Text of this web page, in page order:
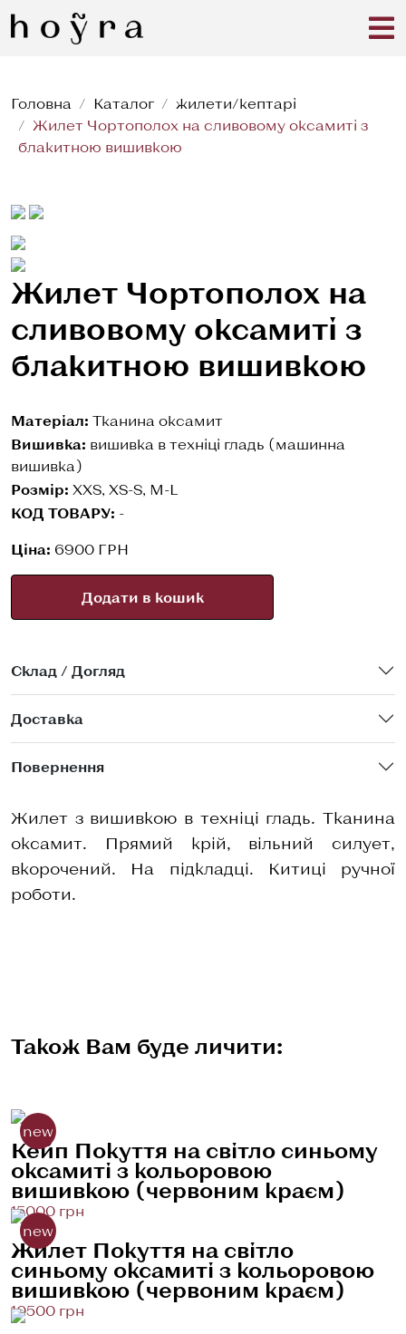
Головна Каталог
жилети/кептарі
Жилет Чортополох на сливовому оксамиті з
блакитною вишивкою
Жилет Чортополох на
сливовому оксамиті з
блакитною вишивкою
Матеріал: Тканина оксамит
Вишивка: вишивка в техніці гладь (машинна
вишивка)
Розмір: XXS, XS-S, M-L
КОД ТОВАРУ: -
Ціна: 6900 ГРН
Додати в кошик
Склад / Догляд
Доставка
Повернення
Жилет з вишивкою в техніці гладь. Тканина
оксамит. Прямий крій, вільний силует,
вкорочений. На підкладці. Китиці ручної
роботи.
Також Вам буде личити:
Кейп Покуття на світло синьому
оксамиті з кольоровою
вишивкою (червоним краєм)
15000 грн
new
Жилет Покуття на світло
синьому оксамиті з кольоровою
вишивкою (червоним краєм)
10500 грн
new